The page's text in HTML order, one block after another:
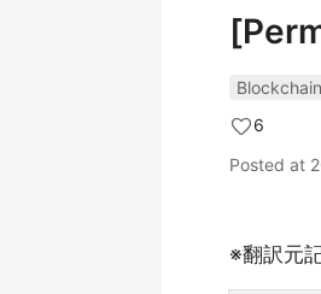
Blockchain
6
Posted at
※翻訳元